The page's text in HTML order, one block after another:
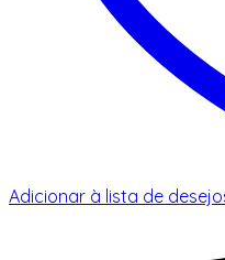
Adicionar à lista de